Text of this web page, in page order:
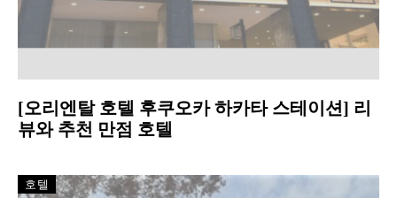
[오리엔탈 호텔 후쿠오카 하카타 스테이션] 리
뷰와 추천 만점 호텔
호텔